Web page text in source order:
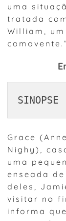
uma
tratada
William,
SINOPSE
Grace
Nighy),
uma
enseada
deles,
visitar no
informa